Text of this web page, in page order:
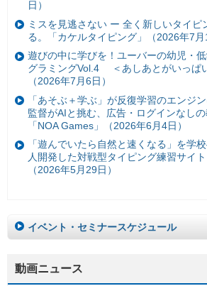
日）
ミスを見逃さない ー 全く新しいタイピ
る。「カケルタイピング」（2026年7月
遊びの中に学びを！ユーバーの幼児・
グラミングVol.4 ＜あしあとがいっぱ
（2026年7月6日）
「あそぶ＋学ぶ」が反復学習のエンジ
監督がAIと挑む、広告・ログインなし
「NOA Games」（2026年6月4日）
「遊んでいたら自然と速くなる」を学
人開発した対戦型タイピング練習サイト
（2026年5月29日）
イベント・セミナースケジュール
動画ニュース